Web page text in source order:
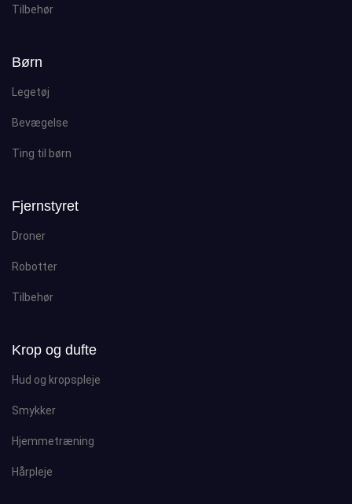
Tilbehør
Børn
Legetøj
Bevægelse
Ting til børn
Fjernstyret
Droner
Robotter
Tilbehør
Krop og dufte
Hud og kropspleje
Smykker
Hjemmetræning
Hårpleje